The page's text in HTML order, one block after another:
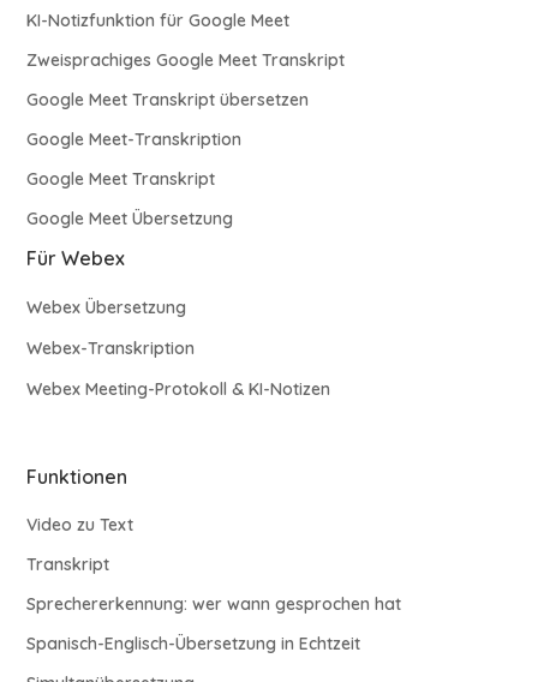
KI-Notizfunktion für Google Meet
Zweisprachiges Google Meet Transkript
Google Meet Transkript übersetzen
Google Meet-Transkription
Google Meet Transkript
Google Meet Übersetzung
Für Webex
Webex Übersetzung
Webex-Transkription
Webex Meeting-Protokoll & KI-Notizen
Funktionen
Video zu Text
Transkript
Sprechererkennung: wer wann gesprochen hat
Spanisch-Englisch-Übersetzung in Echtzeit